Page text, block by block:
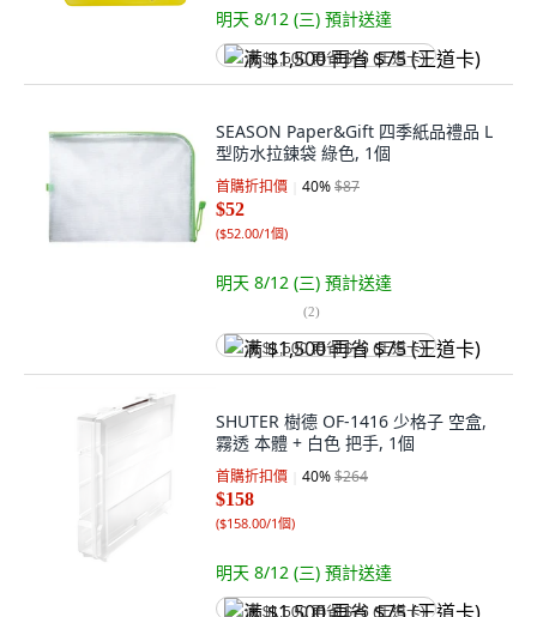
明天 8/12 (三) 預計送達
满 $1,500 再省 $75 (王道卡)
SEASON Paper&Gift 四季紙品禮品 L
型防水拉鍊袋 綠色, 1個
首購折扣價 40%$87
$52
($52.00/1個)
明天 8/12 (三) 預計送達
(2)
满 $1,500 再省 $75 (王道卡)
SHUTER 樹德 OF-1416 少格子 空盒,
霧透 本體 + 白色 把手, 1個
首購折扣價 40%$264
$158
($158.00/1個)
明天 8/12 (三) 預計送達
满 $1,500 再省 $75 (王道卡)